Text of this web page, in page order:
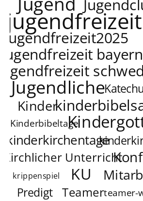
jugendfreizeit
jugendfreizeit2025
jugendfreizeit bayern
Jugendliche
Kinder
Kinderbibeltage
kinderkirchentage
Kirchlicher Unterricht
krippenspiel KU
Predigt Teamerteamer-